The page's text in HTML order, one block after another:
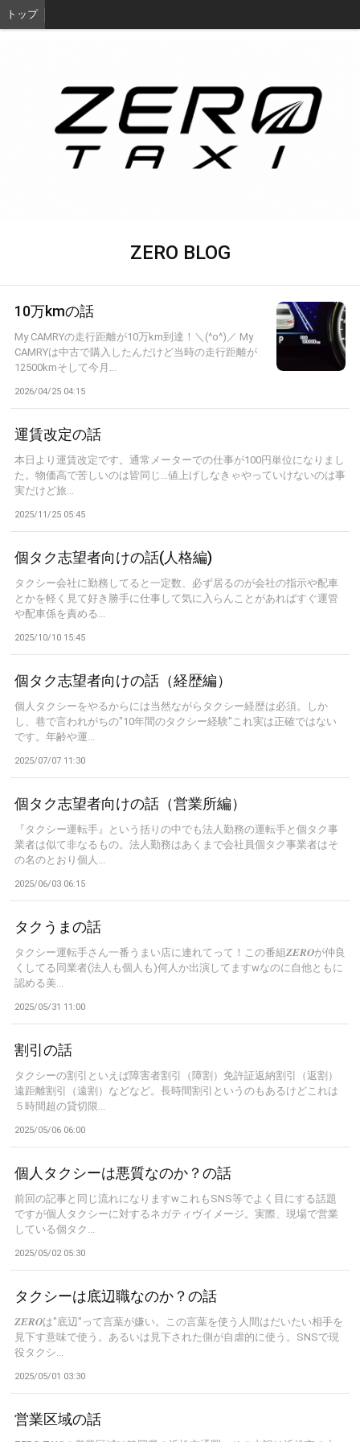
トップ
ZERO BLOG
10万kmの話
My CAMRYの走行距離が10万km到達！＼(^o^)／ My
CAMRYは中古で購入したんだけど当時の走行距離が
12500kmそして今月...
2026/04/25 04:15
運賃改定の話
本日より運賃改定です。通常メーターでの仕事が100円単位になりまし
た。物価高で苦しいのは皆同じ…値上げしなきゃやっていけないのは事
実だけど旅...
2025/11/25 05:45
個タク志望者向けの話(人格編)
タクシー会社に勤務してると一定数、必ず居るのが会社の指示や配車
とかを軽く見て好き勝手に仕事して気に入らんことがあればすぐ運管
や配車係を責める...
2025/10/10 15:45
個タク志望者向けの話（経歴編）
個人タクシーをやるからには当然ながらタクシー経歴は必須。しか
し、巷で言われがちの"10年間のタクシー経験"これ実は正確ではない
です。年齢や運...
2025/07/07 11:30
個タク志望者向けの話（営業所編）
『タクシー運転手』という括りの中でも法人勤務の運転手と個タク事
業者は似て非なるもの。法人勤務はあくまで会社員個タク事業者はそ
の名のとおり個人...
2025/06/03 06:15
タクうまの話
タクシー運転手さん一番うまい店に連れてって！この番組𝒁𝑬𝑹𝑶が仲良
くしてる同業者(法人も個人も)何人か出演してますwなのに自他ともに
認める美...
2025/05/31 11:00
割引の話
タクシーの割引といえば障害者割引（障割）免許証返納割引（返割）
遠距離割引（遠割）などなど。長時間割引というのもあるけどこれは
５時間超の貸切限...
2025/05/06 06:00
個人タクシーは悪質なのか？の話
前回の記事と同じ流れになりますwこれもSNS等でよく目にする話題
ですが個人タクシーに対するネガティヴイメージ。実際、現場で営業
している個タク...
2025/05/02 05:30
タクシーは底辺職なのか？の話
𝒁𝑬𝑹𝑶は"底辺"って言葉が嫌い。この言葉を使う人間はだいたい相手を
見下す意味で使う。あるいは見下された側が自虐的に使う。SNSで現
役タクシ...
2025/05/01 03:30
営業区域の話